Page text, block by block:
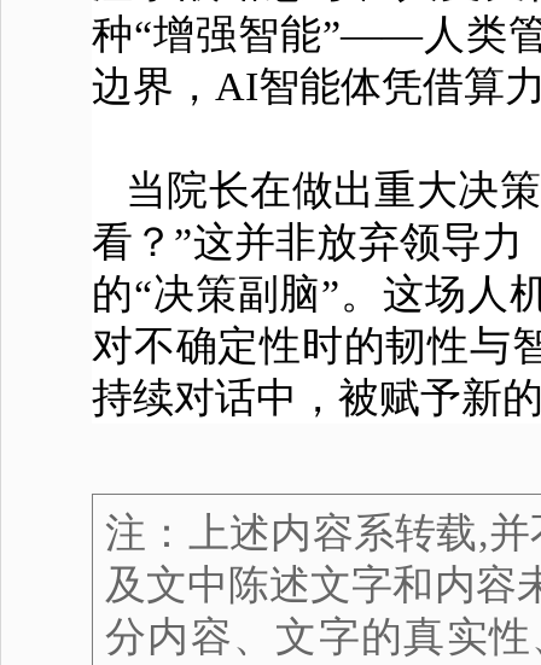
种“增强智能”——人类
边界，AI智能体凭借算
当院长在做出重大决
看？”这并非放弃领导
的“决策副脑”。这场人
对不确定性时的韧性与
持续对话中，被赋予新
注：上述内容系转载,
及文中陈述文字和内容
分内容、文字的真实